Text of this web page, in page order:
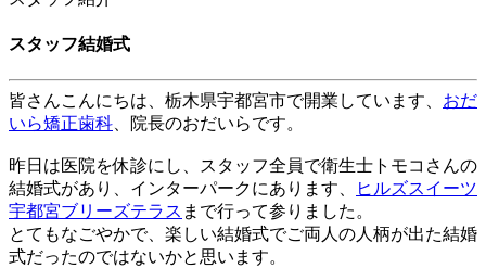
スタッフ結婚式
皆さんこんにちは、 栃木県宇都宮市で開業しています、 おだ
いら矯正歯科、院長のおだいらです。
昨日は医院を休診にし、スタッフ全員で衛生士トモコさんの
結婚式があり、インターパークにあります、
ヒルズスイーツ
宇都宮ブリーズテラス まで行って参りました。
とてもなごやかで、楽しい結婚式でご両人の人柄が出た結婚
式だったのではないかと思います。